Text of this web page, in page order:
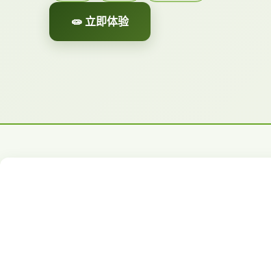
🧫 立即体验